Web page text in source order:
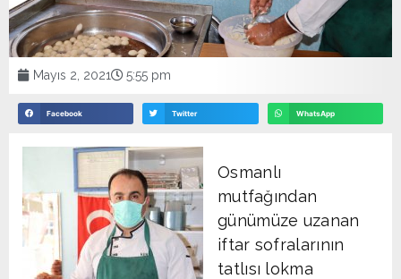
Mayıs 2, 2021 5:55 pm
Facebook Twitter WhatsApp
Osmanlı
mutfağından
günümüze uzanan
iftar sofralarının
tatlısı lokma